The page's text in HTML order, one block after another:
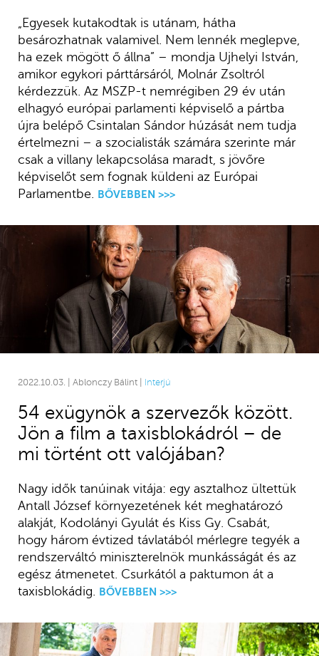
„Egyesek kutakodtak is utánam, hátha
besározhatnak valamivel. Nem lennék meglepve,
ha ezek mögött ő állna” – mondja Ujhelyi István,
amikor egykori párttársáról, Molnár Zsoltról
kérdezzük. Az MSZP-t nemrégiben 29 év után
elhagyó európai parlamenti képviselő a pártba
újra belépő Csintalan Sándor húzását nem tudja
értelmezni – a szocialisták számára szerinte már
csak a villany lekapcsolása maradt, s jövőre
képviselőt sem fognak küldeni az Európai
Parlamentbe. BŐVEBBEN >>>
2022.10.03. | Ablonczy Bálint | Interjú
54 exügynök a szervezők között.
Jön a film a taxisblokádról – de
mi történt ott valójában?
Nagy idők tanúinak vitája: egy asztalhoz ültettük
Antall József környezetének két meghatározó
alakját, Kodolányi Gyulát és Kiss Gy. Csabát,
hogy három évtized távlatából mérlegre tegyék a
rendszerváltó miniszterelnök munkásságát és az
egész átmenetet. Csurkától a paktumon át a
taxisblokádig. BŐVEBBEN >>>